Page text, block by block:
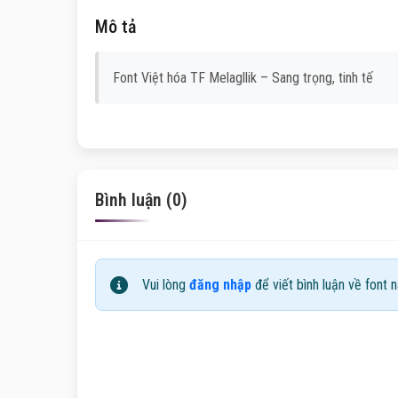
Mô tả
Font Việt hóa TF Melagllik – Sang trọng, tinh tế
Bình luận (0)
Vui lòng đăng nhập để viết bình luận về font